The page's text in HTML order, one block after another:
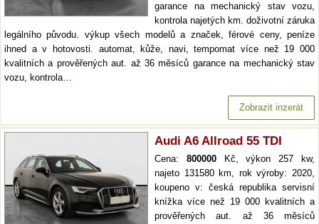
garance na mechanický stav vozu,
kontrola najetých km. doživotní záruka
legálního původu. výkup všech modelů a značek, férové ceny, peníze
ihned a v hotovosti. automat, kůže, navi, tempomat více než 19 000
kvalitních a prověřených aut. až 36 měsíců garance na mechanický stav
vozu, kontrola…
Zobrazit inzerát
Audi A6 Allroad 55 TDI
Cena: 800000Kč, výkon 257 kw,
najeto 131580 km, rok výroby: 2020,
koupeno v: česká republika servisní
knížka více než 19 000 kvalitních a
prověřených aut. až 36 měsíců